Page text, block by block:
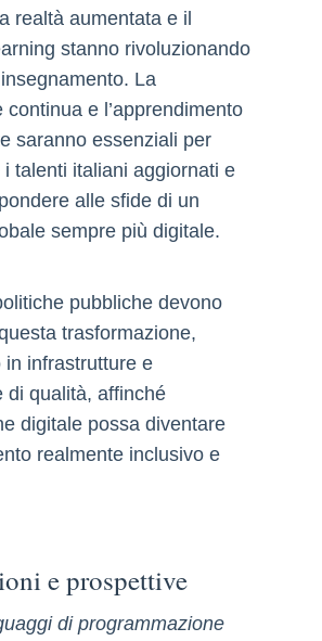
realtà aumentata e il
stanno rivoluzionando
La
continua e l’apprendimento
saranno essenziali per
i talenti italiani aggiornati e
alle sfide di un
sempre più digitale.
pubbliche devono
trasformazione,
in infrastrutture e
di qualità, affinché
digitale possa diventare
realmente inclusivo e
e prospettive
di programmazione